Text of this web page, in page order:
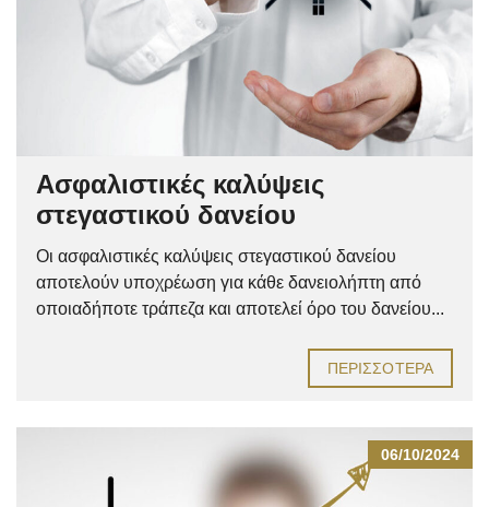
Ασφαλιστικές καλύψεις
στεγαστικού δανείου
Οι ασφαλιστικές καλύψεις στεγαστικού δανείου
αποτελούν υποχρέωση για κάθε δανειολήπτη από
οποιαδήποτε τράπεζα και αποτελεί όρο του δανείου...
ΠΕΡΙΣΣΌΤΕΡΑ
06/10/2024